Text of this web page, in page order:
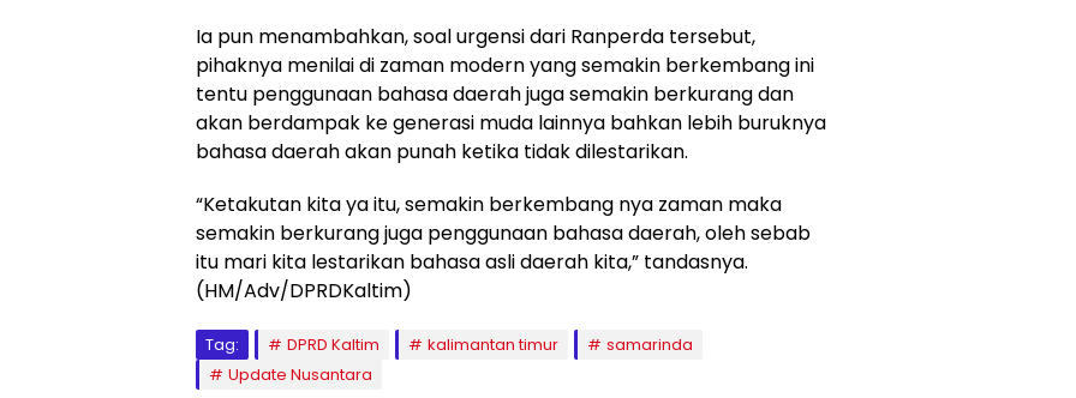
Ia pun menambahkan, soal urgensi dari Ranperda tersebut,
pihaknya menilai di zaman modern yang semakin berkembang ini
tentu penggunaan bahasa daerah juga semakin berkurang dan
akan berdampak ke generasi muda lainnya bahkan lebih buruknya
bahasa daerah akan punah ketika tidak dilestarikan.
“Ketakutan kita ya itu, semakin berkembang nya zaman maka
semakin berkurang juga penggunaan bahasa daerah, oleh sebab
itu mari kita lestarikan bahasa asli daerah kita,” tandasnya.
(HM/Adv/DPRDKaltim)
Tag: DPRD Kaltim kalimantan timur
samarinda
Update Nusantara